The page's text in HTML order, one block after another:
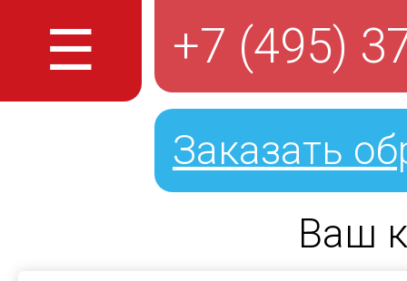
☰ +7 (495)
Заказать
Ваш